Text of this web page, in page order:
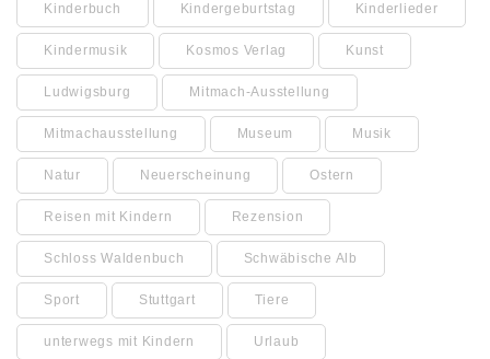
Kinderbuch Kindergeburtstag Kinderlieder
Kindermusik Kosmos Verlag Kunst
Ludwigsburg Mitmach-Ausstellung
Mitmachausstellung Museum Musik
Natur Neuerscheinung Ostern
Reisen mit Kindern Rezension
Schloss Waldenbuch Schwäbische Alb
Sport Stuttgart Tiere
unterwegs mit Kindern Urlaub